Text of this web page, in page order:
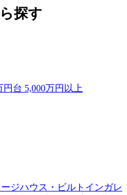
探す
円台 5,000万円以上
ージハウス・ビルトインガレ